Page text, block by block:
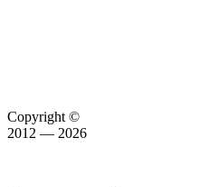
Copyright ©
2012 — 2026